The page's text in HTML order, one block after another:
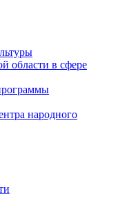
области в сфере
народного